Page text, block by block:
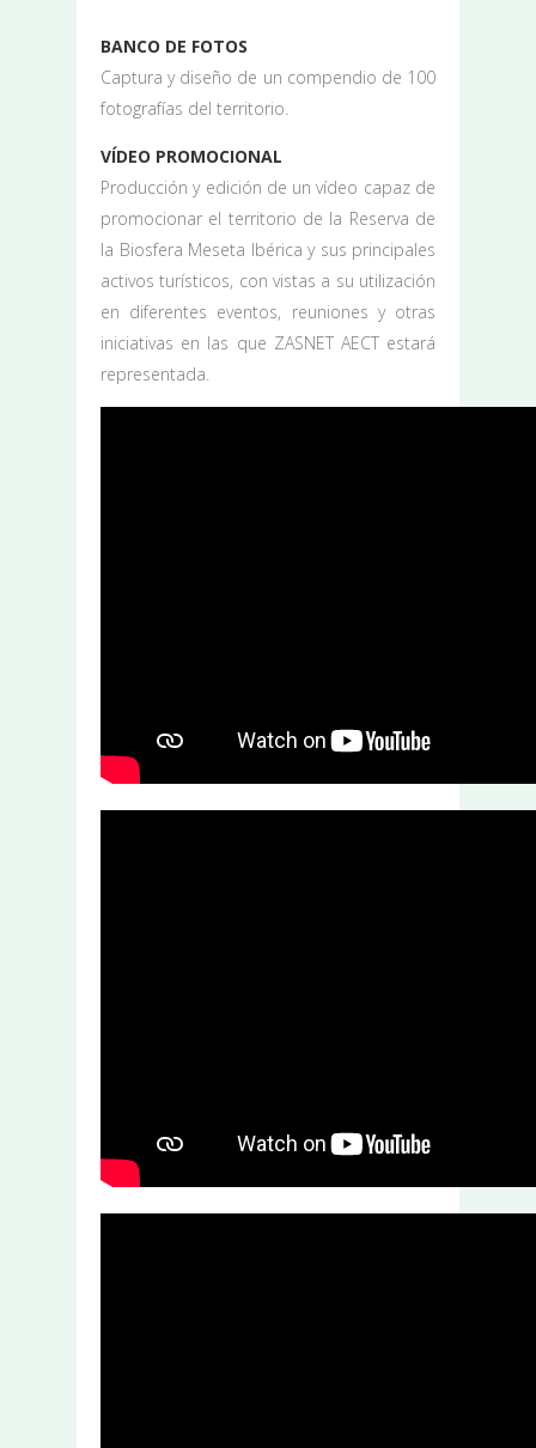
BANCO DE FOTOS
Captura y diseño de un compendio de 100
fotografías del territorio.
VÍDEO PROMOCIONAL
Producción y edición de un vídeo capaz de
promocionar el territorio de la Reserva de
la Biosfera Meseta Ibérica y sus principales
activos turísticos, con vistas a su utilización
en diferentes eventos, reuniones y otras
iniciativas en las que ZASNET AECT estará
representada.